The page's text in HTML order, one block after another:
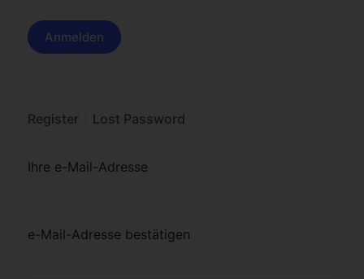
Register Lost Password
Ihre e-Mail-Adresse
e-Mail-Adresse bestätigen